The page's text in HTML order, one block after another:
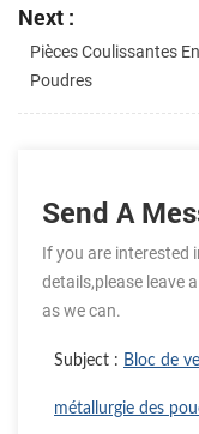
Next :
Pièces Coulissantes
Poudres
Send A
If you are interested
details,please leave
as we can.
Subject : Bloc de
métallurgie des